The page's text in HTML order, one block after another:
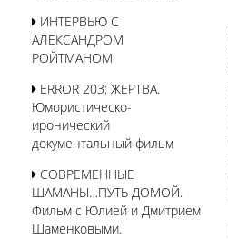
ИНТЕРВЬЮ С
АЛЕКСАНДРОМ
РОЙТМАНОМ
ERROR 203: ЖЕРТВА.
Юмористическо-
иронический
документальный фильм
СОВРЕМЕННЫЕ
ШАМАНЫ…ПУТЬ ДОМОЙ.
Фильм с Юлией и Дмитрием
Шаменковыми.